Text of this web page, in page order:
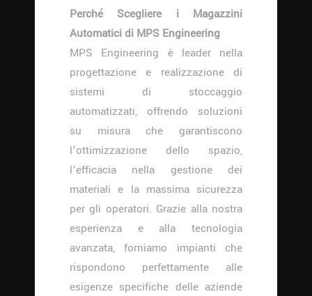
Perché Scegliere i Magazzini
Automatici di MPS Engineering
MPS Engineering è leader nella
progettazione e realizzazione di
sistemi di stoccaggio
automatizzati, offrendo soluzioni
su misura che garantiscono
l’ottimizzazione dello spazio,
l’efficacia nella gestione dei
materiali e la massima sicurezza
per gli operatori. Grazie alla nostra
esperienza e alla tecnologia
avanzata, forniamo impianti che
rispondono perfettamente alle
esigenze specifiche delle aziende